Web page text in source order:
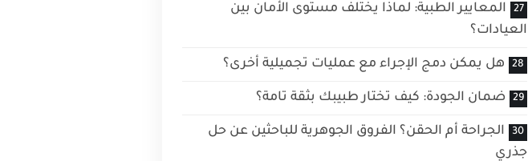
المعايير الطبية: لماذا يختلف مستوى الأمان بين
العيادات؟
هل يمكن دمج الإجراء مع عمليات تجميلية أخرى؟
ضمان الجودة: كيف تختار طبيبك بثقة تامة؟
الجراحة أم الحقن؟ الفروق الجوهرية للباحثين عن حل
جذري